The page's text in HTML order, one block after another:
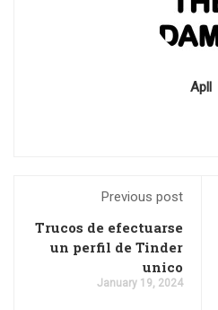
Apll
Previous post
Trucos de efectuarse
un perfil de Tinder
unico
January 19, 2024